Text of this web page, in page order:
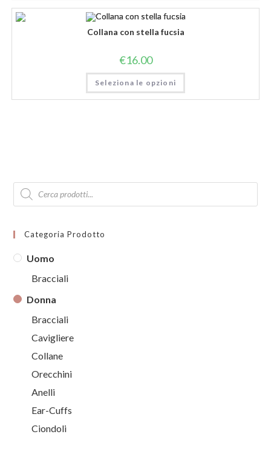
Collana con stella fucsia
€16.00
Seleziona le opzioni
Products
search
Categoria Prodotto
Uomo
Bracciali
Donna
Bracciali
Cavigliere
Collane
Orecchini
Anelli
Ear-Cuffs
Ciondoli